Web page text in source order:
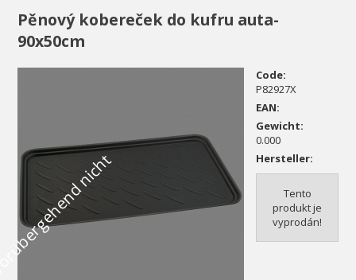
Pěnový kobereček do kufru auta-
90x50cm
Code:
P82927X
EAN:
Gewicht:
0.000
Hersteller:
Tento
produkt je
vyprodán!